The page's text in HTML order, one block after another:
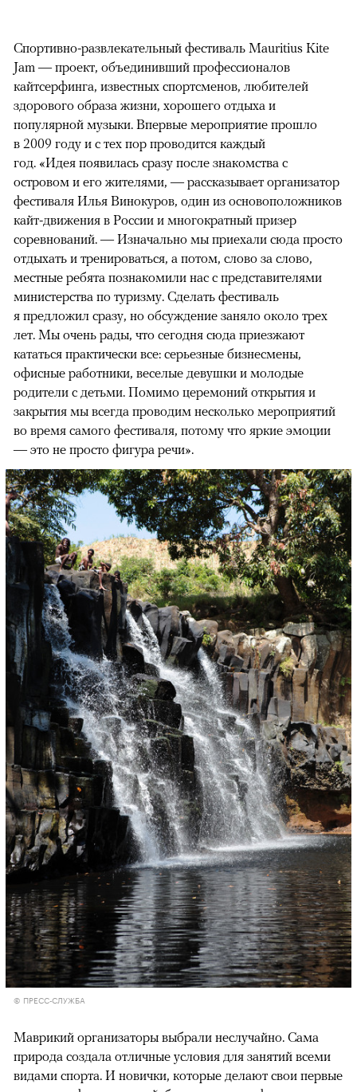
Спортивно-развлекательный фестиваль Mauritius Kite
Jam — проект, объединивший профессионалов
кайтсерфинга, известных спортсменов, любителей
здорового образа жизни, хорошего отдыха и
популярной музыки. Впервые мероприятие прошло
в 2009 году и с тех пор проводится каждый
год. «Идея появилась сразу после знакомства с
островом и его жителями, — рассказывает организатор
фестиваля Илья Винокуров, один из основоположников
кайт-движения в России и многократный призер
соревнований. — Изначально мы приехали сюда просто
отдыхать и тренироваться, а потом, слово за слово,
местные ребята познакомили нас с представителями
министерства по туризму. Сделать фестиваль
я предложил сразу, но обсуждение заняло около трех
лет. Мы очень рады, что сегодня сюда приезжают
кататься практически все: серьезные бизнесмены,
офисные работники, веселые девушки и молодые
родители с детьми. Помимо церемоний открытия и
закрытия мы всегда проводим несколько мероприятий
во время самого фестиваля, потому что яркие эмоции
— это не просто фигура речи».
© ПРЕСС-СЛУЖБА
Маврикий организаторы выбрали неслучайно. Сама
природа создала отличные условия для занятий всеми
видами спорта. И новички, которые делают свои первые